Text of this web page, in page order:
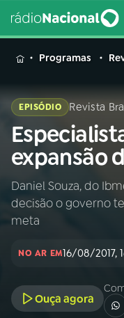
MENU
Buscar
na
Rádio
Nacional
01INÍCIO
02A RÁDIO
Programas
EPISÓDIO Revista
expansão
Daniel Souza, do
decisão o governo
meta
NO AR EM16/08/2017,
Ouça agora